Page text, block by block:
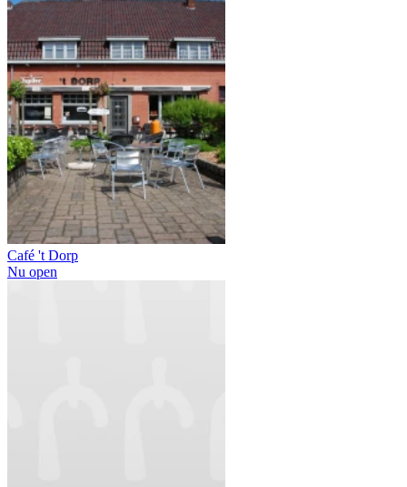
Café 't Dorp
Nu open